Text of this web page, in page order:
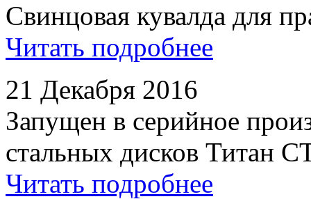
Свинцовая кувалда для
Читать подробнее
21 Декабря 2016
Запущен в серийное
стальных дисков Титан
Читать подробнее